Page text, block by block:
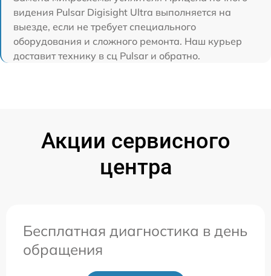
видения Pulsar Digisight Ultra выполняется на
выезде, если не требует специального
оборудования и сложного ремонта. Наш курьер
доставит технику в сц Pulsar и обратно.
Акции сервисного
центра
Бесплатная диагностика в день
обращения